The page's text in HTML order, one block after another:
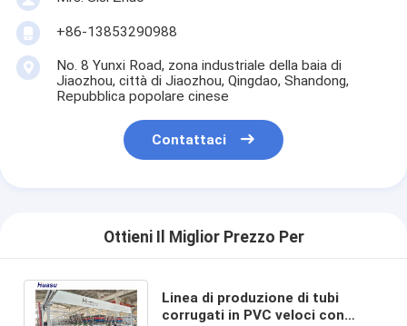
+86-13853290988
No. 8 Yunxi Road, zona industriale della baia di
Jiaozhou, città di Jiaozhou, Qingdao, Shandong,
Repubblica popolare cinese
Contattaci
Ottieni Il Miglior Prezzo Per
Linea di produzione di tubi
corrugati in PVC veloci con